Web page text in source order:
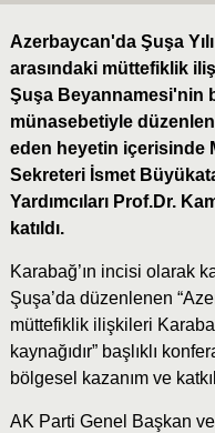
Azerbaycan'da Şuşa
arasındaki müttefiklik
Şuşa Beyannamesi'nin
münasebetiyle
eden heyetin içerisinde
Sekreteri İsmet
Yardımcıları Prof.Dr.
katıldı.
Karabağ’ın incisi olarak
Şuşa’da düzenlenen
müttefiklik ilişkileri
kaynağıdır” başlıklı
bölgesel kazanım ve
AK Parti Genel Başkan